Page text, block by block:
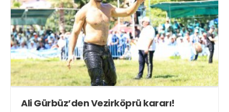
Ali Gürbüz’den Vezirköprü kararı!